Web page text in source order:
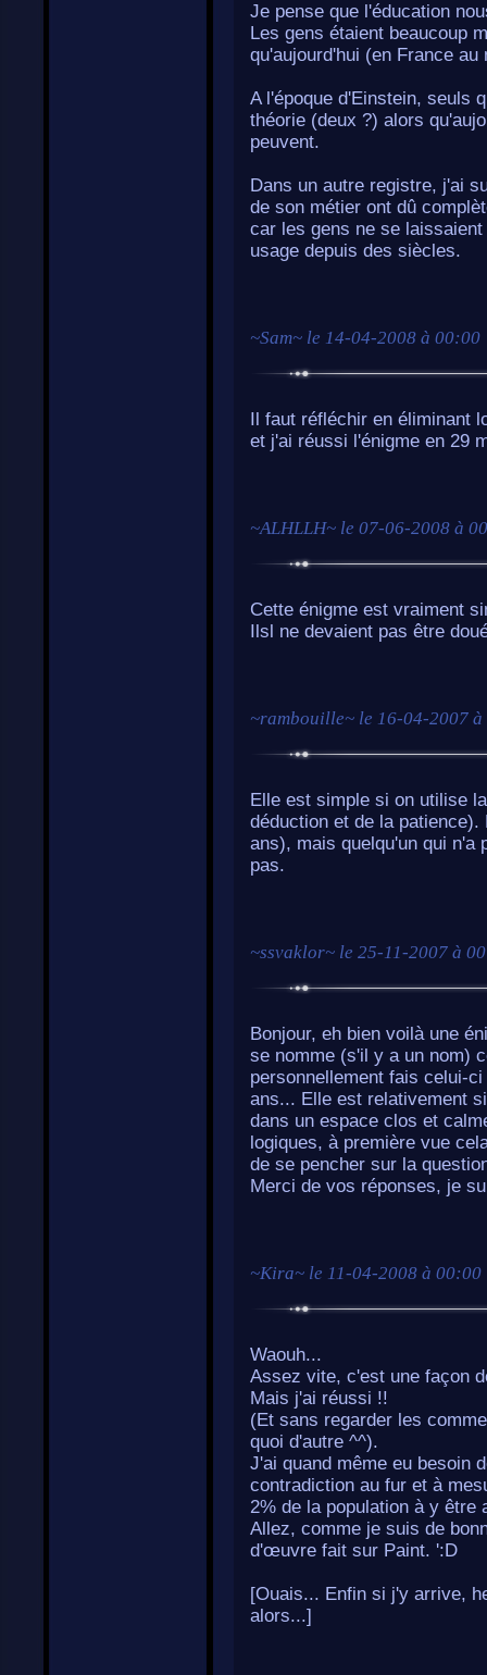
Je pense que l'éducation
Les gens étaient beaucoup
qu'aujourd'hui (en France au
A l'époque d'Einstein, seuls
théorie (deux ?) alors
peuvent.
Dans un autre registre, j'ai
de son métier ont dû
car les gens ne se
usage depuis des siècles.
~Sam~ le 14-04-2008 à 00:00
Il faut réfléchir en éliminant
et j'ai réussi l'énigme en 29
~ALHLLH~ le 07-06-2008 à
Cette énigme est vraiment
Ilsl ne devaient pas être
~rambouille~ le 16-04-2007
Elle est simple si on utilise
déduction et de la
ans), mais quelqu'un qui n'a
pas.
~ssvaklor~ le 25-11-2007 à
Bonjour, eh bien voilà une
se nomme (s'il y a un nom)
personnellement fais celui-
ans... Elle est relativement
dans un espace clos et
logiques, à première vue
de se pencher sur la
Merci de vos réponses, je
~Kira~ le 11-04-2008 à 00:00
Waouh...
Assez vite, c'est une façon
Mais j'ai réussi !!
(Et sans regarder les
quoi d'autre ^^).
J'ai quand même eu besoin
contradiction au fur et à
2% de la population à y être
Allez, comme je suis de
d'œuvre fait sur Paint. ':D
[Ouais... Enfin si j'y arrive,
alors...]